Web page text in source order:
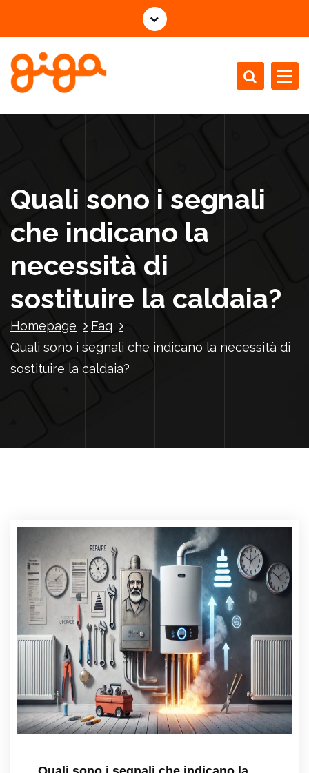
i
Quali sono i segnali
che indicano la
necessità di
sostituire la caldaia?
Homepage
Faq
Quali sono i segnali che indicano la necessità di
sostituire la caldaia?